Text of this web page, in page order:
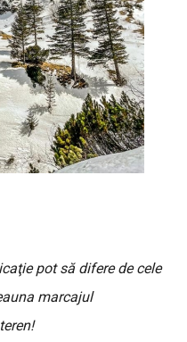
pot să difere de cele
marcajul